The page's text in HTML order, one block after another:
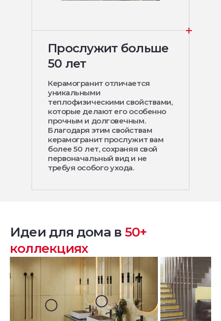
Прослужит больше
50 лет
Керамогранит отличается
уникальными
теплофизическими свойствами,
которые делают его особенно
прочным и долговечным.
Благодаря этим свойствам
керамогранит прослужит вам
более 50 лет, сохраняя свой
первоначальный вид и не
требуя особого ухода.
Идеи для дома в 50+
коллекциях